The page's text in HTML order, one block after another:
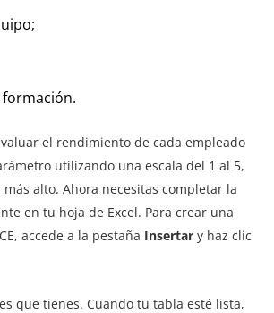
formación.
el rendimiento de cada empleado
utilizando una escala del 1 al 5,
alto. Ahora necesitas completar la
en tu hoja de Excel. Para crear una
accede a la pestaña Insertar y haz clic
que tienes. Cuando tu tabla esté lista,